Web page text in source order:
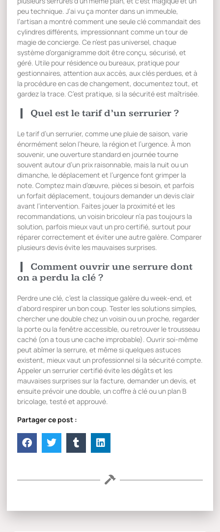
peu technique. J’ai vu ça monter dans un immeuble,
l’artisan a montré comment une seule clé commandait des
cylindres différents, impressionnant comme un tour de
magie de concierge. Ce n’est pas universel, chaque
système d’organigramme doit être conçu, sécurisé, et
géré. Utile pour résidence ou bureaux, pratique pour
gestionnaires, attention aux accès, aux clés perdues, et à
la procédure en cas de changement, documentez tout, et
gardez la trace. C’est pratique, si la sécurité est maîtrisée.
Quel est le tarif d’un serrurier ?
Le tarif d’un serrurier, comme une pluie de saison, varie
énormément selon l’heure, la région et l’urgence. À mon
souvenir, une ouverture standard en journée tourne
souvent autour d’un prix raisonnable, mais la nuit ou un
dimanche, le déplacement et l’urgence font grimper la
note. Comptez main d’œuvre, pièces si besoin, et parfois
un forfait déplacement, toujours demander un devis clair
avant l’intervention. Faites jouer la proximité et les
recommandations, un voisin bricoleur n’a pas toujours la
solution, parfois mieux vaut un pro certifié, surtout pour
réparer correctement et éviter une autre galère. Comparer
plusieurs devis évite les mauvaises surprises.
Comment ouvrir une serrure dont
on a perdu la clé ?
Perdre une clé, c’est la classique galère du week-end, et
d’abord respirer un bon coup. Tester les solutions simples,
chercher une double chez un voisin ou un proche, regarder
la porte ou la fenêtre accessible, ou retrouver le trousseau
caché (on a tous une cache improbable). Ouvrir soi-même
peut abîmer la serrure, et même si quelques astuces
existent, mieux vaut un professionnel si la sécurité compte.
Appeler un serrurier certifié évite les dégâts et les
mauvaises surprises sur la facture, demander un devis, et
ensuite prévoir une double, un coffre à clé ou un plan B
bricolage, testé et approuvé.
Partager ce post :